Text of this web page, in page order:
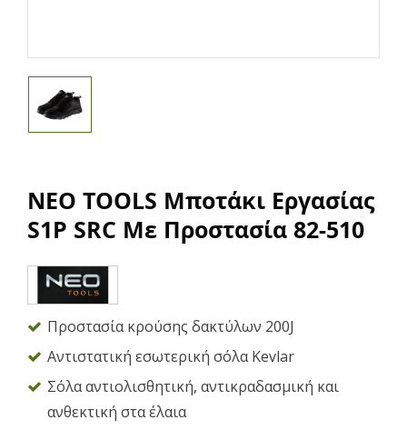
NEO TOOLS Μποτάκι Εργασίας
S1P SRC Με Προστασία 82-510
Προστασία κρούσης δακτύλων 200J
Αντιστατική εσωτερική σόλα Kevlar
Σόλα αντιολισθητική, αντικραδασμική και
ανθεκτική στα έλαια